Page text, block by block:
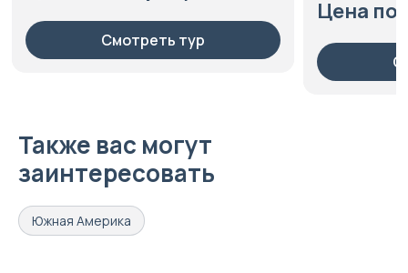
Смотреть тур
Цена по запросу
Смотреть тур
Также вас могут
заинтересовать
Южная Америка